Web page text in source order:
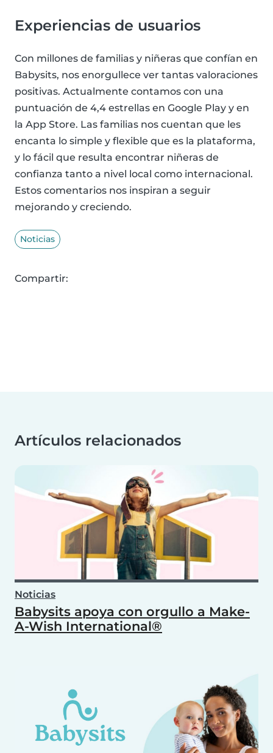
Experiencias de usuarios
Con millones de familias y niñeras que confían en
Babysits, nos enorgullece ver tantas valoraciones
positivas. Actualmente contamos con una
puntuación de 4,4 estrellas en Google Play y en
la App Store. Las familias nos cuentan que les
encanta lo simple y flexible que es la plataforma,
y lo fácil que resulta encontrar niñeras de
confianza tanto a nivel local como internacional.
Estos comentarios nos inspiran a seguir
mejorando y creciendo.
Noticias
Compartir:
Artículos relacionados
Noticias
Babysits apoya con orgullo a Make-
A-Wish International®